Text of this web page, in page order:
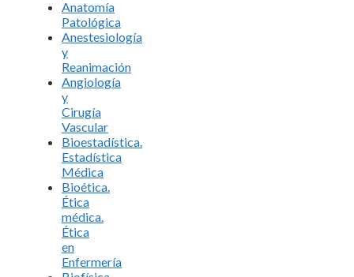
Anatomía
Patológica
Anestesiología
y
Reanimación
Angiología
y
Cirugía
Vascular
Bioestadística.
Estadística
Médica
Bioética.
Ética
médica.
Ética
en
Enfermería